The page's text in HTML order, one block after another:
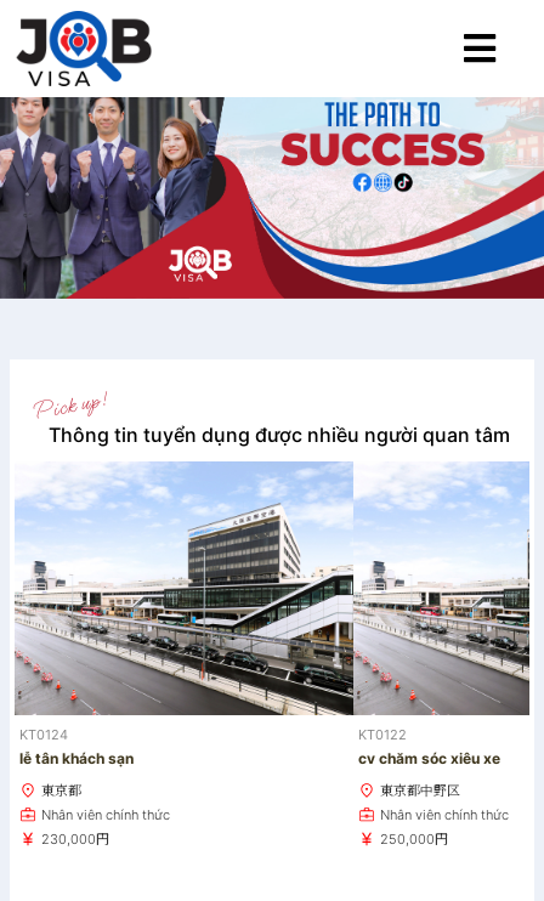
Thông tin tuyển dụng được nhiều người quan tâm
KT0124
lễ tân khách sạn
東京都
Nhân viên chính thức
230,000円
KT0122
cv chăm sóc xiêu xe
東京都中野区
Nhân viên chính thức
250,000円